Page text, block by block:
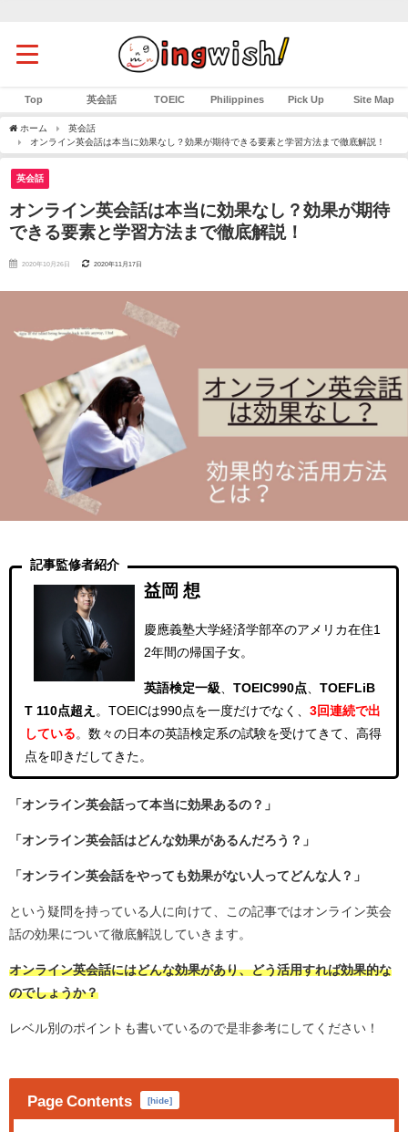
Top 英会話 TOEIC Philippines Pick Up Site Map
ホーム
英会話
オンライン英会話は本当に効果なし？効果が期待できる要素と学習方法まで徹底解説！
英会話
オンライン英会話は本当に効果なし？効果が期待
できる要素と学習方法まで徹底解説！
2020年10月26日 2020年11月17日
記事監修者紹介
益岡 想
慶應義塾大学経済学部卒のアメリカ在住1
2年間の帰国子女。
英語検定一級 、TOEIC990点 、TOEFLiB
T 110点超え 。 TOEICは990点を一度だけでなく、 3回連続で出
している 。 数々の日本の英語検定系の試験を受けてきて、高得
点を叩きだしてきた。
「オンライン英会話って本当に効果あるの？」
「オンライン英会話はどんな効果があるんだろう？」
「オンライン英会話をやっても効果がない人ってどんな人？」
という疑問を持っている人に向けて、この記事ではオンライン英会
話の効果について徹底解説していきます。
オンライン英会話にはどんな効果があり、どう活用すれば効果的な
のでしょうか？
レベル別のポイントも書いているので是非参考にしてください！
Page Contents [hide]